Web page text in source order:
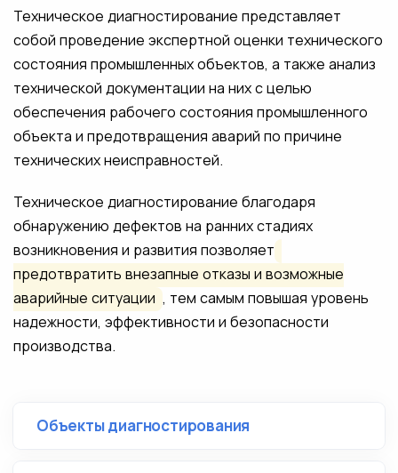
Техническое диагностирование представляет
собой проведение экспертной оценки технического
состояния промышленных объектов, а также анализ
технической документации на них с целью
обеспечения рабочего состояния промышленного
объекта и предотвращения аварий по причине
технических неисправностей.
Техническое диагностирование благодаря
обнаружению дефектов на ранних стадиях
возникновения и развития позволяет
предотвратить внезапные отказы и возможные
аварийные ситуации , тем самым повышая уровень
надежности, эффективности и безопасности
производства.
Объекты диагностирования